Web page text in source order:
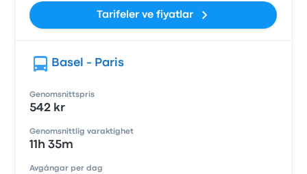
Tarifeler ve fiyatlar
Basel - Paris
Genomsnittspris
542 kr
Genomsnittlig varaktighet
11h 35m
Avgångar per dag